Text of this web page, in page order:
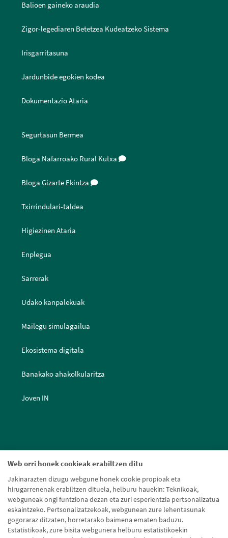
Web orri honek cookieak erabiltzen ditu
Jakinarazten dizugu webgune honek cookie propioak eta
hirugarrenenak erabiltzen dituela, helburu hauekin: Teknikoak,
webguneak ongi funtziona dezan eta zuri esperientzia pertsonalizatua
eskaintzeko. Pertsonalizatzekoak, webgunean zure lehentasunak
gogoraraz ditzaten, horretarako baimena ematen baduzu.
Estatistikoak, zure bisita webgunera helburu estatistikoekin
Balioen gaineko araudia
Zigor-legediaren Betetzea Kudeatzeko Sistema
Irisgarritasuna
Jardunbide egokien kodea
Dokumentazio Ataria
Segurtasun Bermea
Bloga Nafarroako Rural Kutxa
Bloga Gizarte Ekintza
Txirrindulari-taldea
Higiezinen Ataria
Enplegua
Sarrerak
Udako kanpalekuak
Mailegu simulagailua
Ekosistema digitala
Banakako ahakolkularitza
Joven IN